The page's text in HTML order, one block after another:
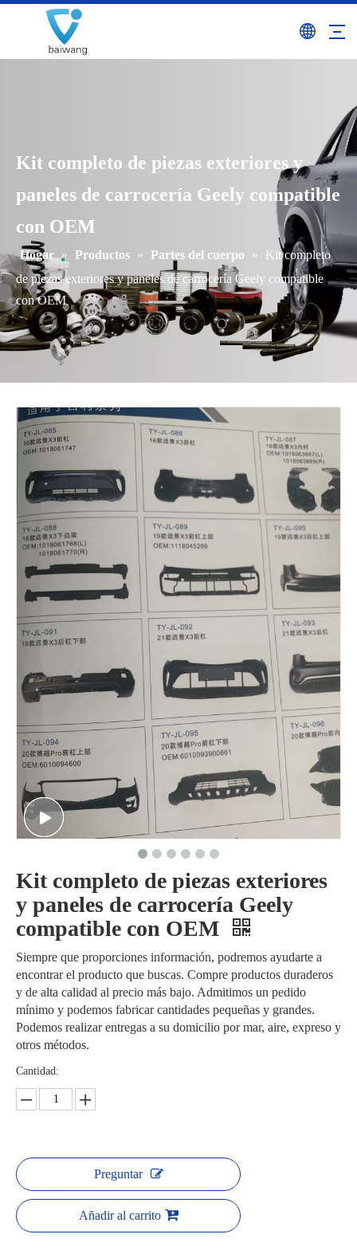
Kit completo de piezas exteriores y
paneles de carrocería Geely compatible
con OEM
Hogar » Productos » Partes del cuerpo »
Kit completo
de piezas exteriores y paneles de carrocería Geely compatible
con OEM
Kit completo de piezas exteriores
y paneles de carrocería Geely
compatible con OEM
Siempre que proporciones información, podremos ayudarte a
encontrar el producto que buscas. Compre productos duraderos
y de alta calidad al precio más bajo. Admitimos un pedido
mínimo y podemos fabricar cantidades pequeñas y grandes.
Podemos realizar entregas a su domicilio por mar, aire, expreso y
otros métodos.
Cantidad:
Preguntar
Añadir al carrito